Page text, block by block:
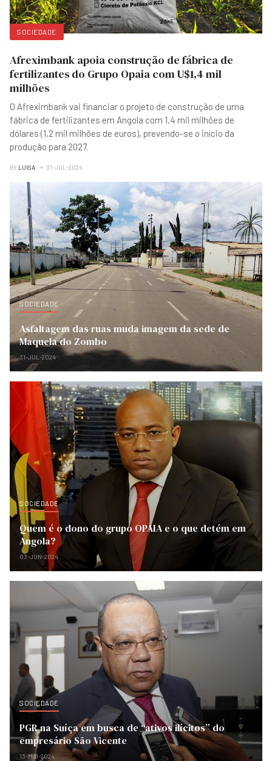
SOCIEDADE
Afreximbank apoia construção de fábrica de
fertilizantes do Grupo Opaia com U$1,4 mil
milhões
O Afreximbank vai financiar o projeto de construção de uma
fábrica de fertilizantes em Angola com 1,4 mil milhões de
dólares (1,2 mil milhões de euros), prevendo-se o início da
produção para 2027.
BY LUISA 31-JUL-2024
SOCIEDADE
Asfaltagem das ruas muda imagem da sede de
Maquela do Zombo
31-JUL-2024
SOCIEDADE
Quem é o dono do grupo OPAIA e o que detém em
Angola?
03-JUN-2024
SOCIEDADE
PGR na Suíça em busca de “ativos ilícitos” do
empresário São Vicente
13-MAI-2024